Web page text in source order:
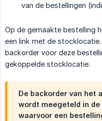
van de bestellingen
Op de gemaakte bestelling
een link met de
backorder voor deze
gekoppelde stocklocatie.
De backorder van het
wordt meegeteld in
waarvoor een